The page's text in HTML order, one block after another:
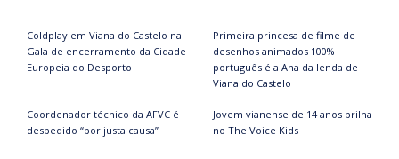
Coldplay em Viana do Castelo na
Gala de encerramento da Cidade
Europeia do Desporto
Primeira princesa de filme de
desenhos animados 100%
português é a Ana da lenda de
Viana do Castelo
Coordenador técnico da AFVC é
despedido “por justa causa”
Jovem vianense de 14 anos brilha
no The Voice Kids